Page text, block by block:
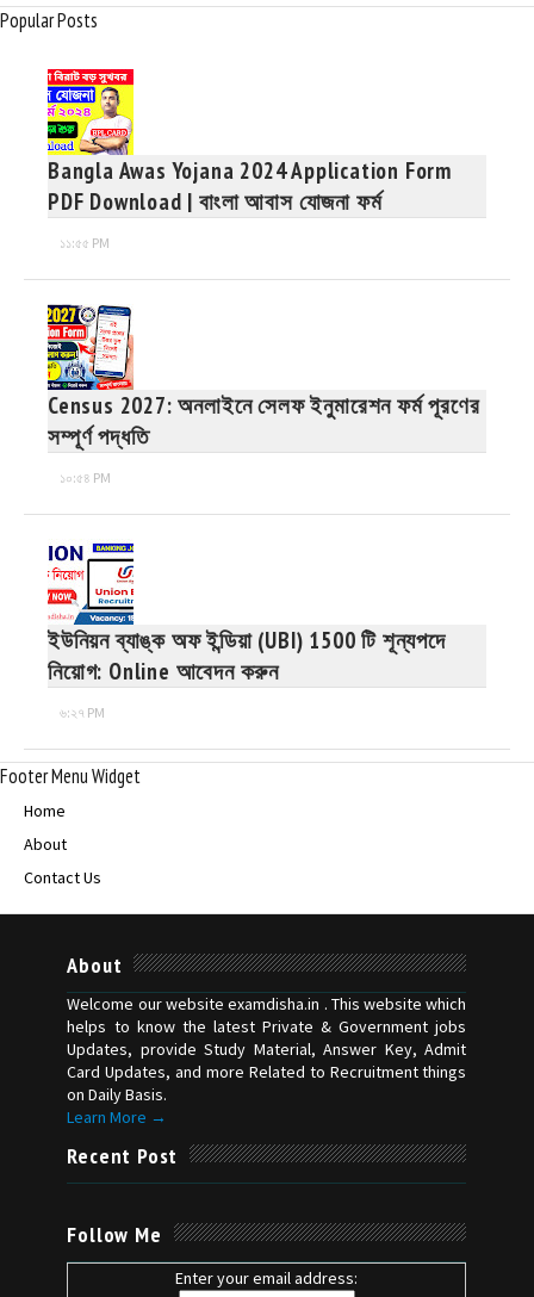
Popular Posts
Bangla Awas Yojana 2024 Application Form
PDF Download | বাংলা আবাস যোজনা ফর্ম
১১:৫৫ PM
Census 2027: অনলাইনে সেলফ ইনুমারেশন ফর্ম পূরণের
সম্পূর্ণ পদ্ধতি
১০:৫৪ PM
ইউনিয়ন ব্যাঙ্ক অফ ইন্ডিয়া (UBI) 1500 টি শূন্যপদে
নিয়োগ: Online আবেদন করুন
৬:২৭ PM
Footer Menu Widget
Home
About
Contact Us
About
Welcome our website examdisha.in . This website which
helps to know the latest Private & Government jobs
Updates, provide Study Material, Answer Key, Admit
Card Updates, and more Related to Recruitment things
on Daily Basis.
Learn More →
Recent Post
Follow Me
Enter your email address: